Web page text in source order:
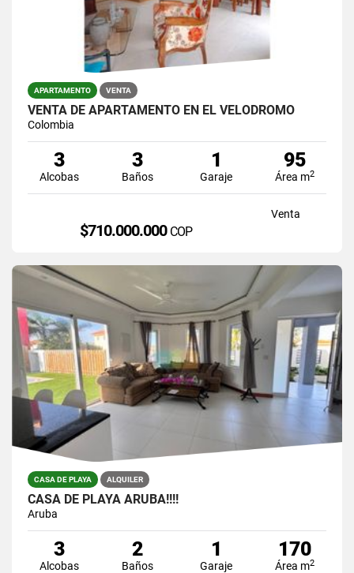
APARTAMENTO VENTA
VENTA DE APARTAMENTO EN EL VELODROMO
Colombia
3
Alcobas
3
Baños
1
Garaje
95
Área m2
Venta
$710.000.000 COP
CASA DE PLAYA ALQUILER
CASA DE PLAYA ARUBA!!!!
Aruba
3
Alcobas
2
Baños
1
Garaje
170
Área m2